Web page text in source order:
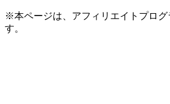
※本ページは、アフィリエイトプログ
す。